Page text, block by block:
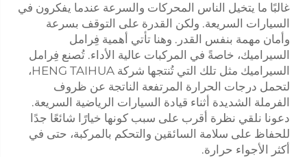
غالبًا ما يتخيل الناس المحركات والسرعة عندما يفكرون في
السيارات السريعة. ولكن القدرة على التوقف بسرعة
وأمان مهمة بنفس القدر. وهنا تأتي أهمية فِرامل
السيراميك، خاصةً في المركبات عالية الأداء. تُصنع فِرامل
السيراميك مثل تلك التي تُنتجها شركة HENG TAIHUA،
لتحمل درجات الحرارة المرتفعة الناتجة عن ظروف
الفرملة الشديدة أثناء قيادة السيارات الرياضية السريعة.
دعونا نلقي نظرة أقرب على سبب كونها خيارًا شائعًا جدًا
للحفاظ على سلامة السائقين والتحكم بالمركبة، حتى في
أكثر الأجواء حرارة.